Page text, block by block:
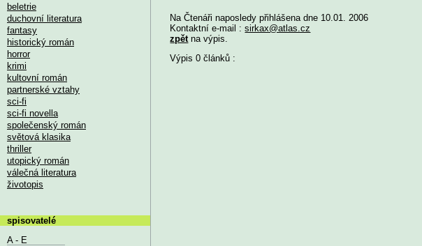
Na Čtenáři naposledy přihlášena dne 10.01. 2006
Kontaktní e-mail :sirkax@atlas.cz
zpět na výpis.
Výpis 0 článků :
beletrie
duchovní literatura
fantasy
historický román
horror
krimi
kultovní román
partnerské vztahy
sci-fi
sci-fi novella
společenský román
světová klasika
thriller
utopický román
válečná literatura
životopis
spisovatelé
A - E